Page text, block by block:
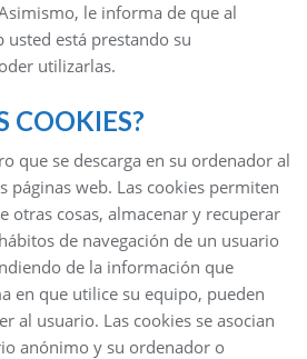
le informa de que al
usted está prestando su
utilizarlas.
COOKIES?
que se descarga en su ordenador al
páginas web. Las cookies permiten
otras cosas, almacenar y recuperar
de navegación de un usuario
de la información que
en que utilice su equipo, pueden
al usuario. Las cookies se asocian
anónimo y su ordenador o